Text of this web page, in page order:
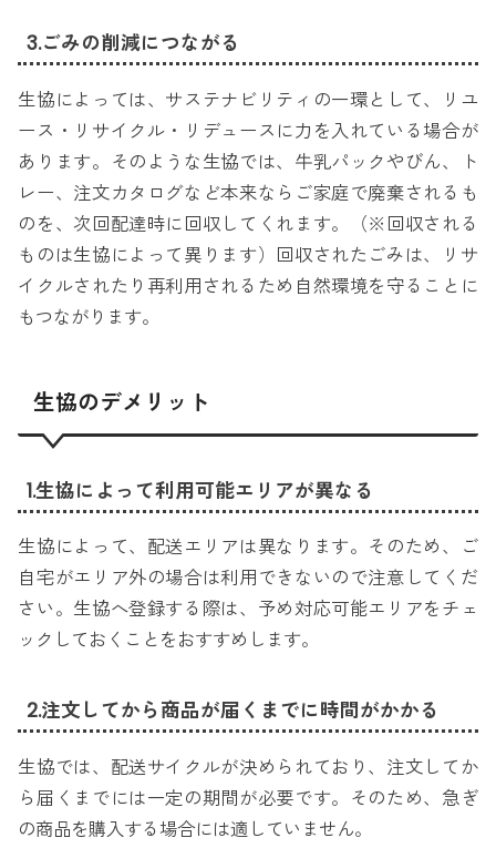
3.ごみの削減につながる
生協によっては、サステナビリティの一環として、リユ
ース・リサイクル・リデュースに力を入れている場合が
あります。そのような生協では、牛乳パックやびん、ト
レー、注文カタログなど本来ならご家庭で廃棄されるも
のを、次回配達時に回収してくれます。（※回収される
ものは生協によって異ります）回収されたごみは、リサ
イクルされたり再利用されるため自然環境を守ることに
もつながります。
生協のデメリット
1.生協によって利用可能エリアが異なる
生協によって、配送エリアは異なります。そのため、ご
自宅がエリア外の場合は利用できないので注意してくだ
さい。生協へ登録する際は、予め対応可能エリアをチェ
ックしておくことをおすすめします。
2.注文してから商品が届くまでに時間がかかる
生協では、配送サイクルが決められており、注文してか
ら届くまでには一定の期間が必要です。そのため、急ぎ
の商品を購入する場合には適していません。